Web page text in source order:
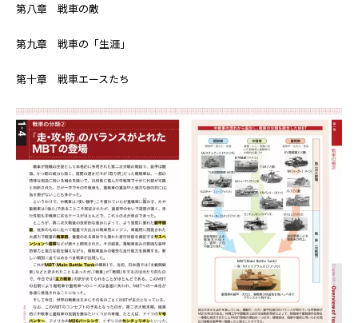
第八章 戦車の敵
第九章 戦車の「生涯」
第十章 戦車エースたち